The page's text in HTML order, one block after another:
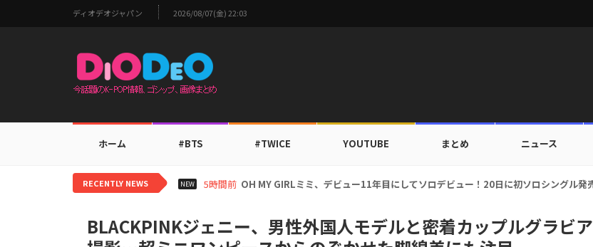
ディオデオジャパン 2026/08/07(金) 22:03
ホーム #BTS #TWICE YOUTUBE まとめ ニュース
RECENTLY NEWS NEW 7時間前 BTS V、ワールドカップ出入証を公開…証明写真でも完璧なビジュアル！
BLACKPINKジェニー、男性外国人モデルと密着カップルグラビア